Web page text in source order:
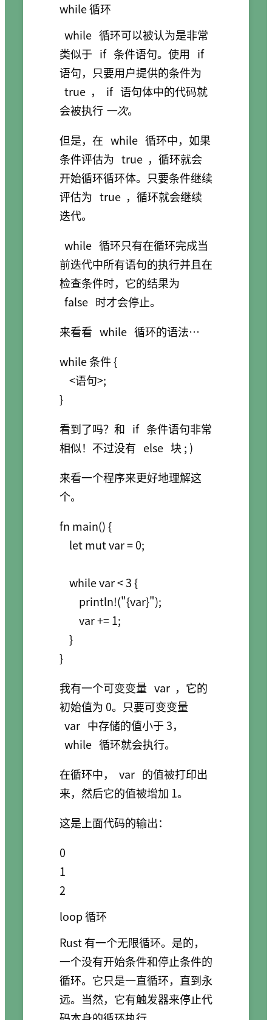
while 循环
while 循环可以被认为是非常
类似于 if 条件语句。使用 if
语句，只要用户提供的条件为
true ， if 语句体中的代码就
会被执行 一次。
但是，在 while 循环中，如果
条件评估为 true ，循环就会
开始循环循环体。只要条件继续
评估为 true ，循环就会继续
迭代。
while 循环只有在循环完成当
前迭代中所有语句的执行并且在
检查条件时，它的结果为
false 时才会停止。
来看看 while 循环的语法…
while 条件 {
看到了吗？和 if 条件语句非常
相似！不过没有 else 块 ; )
来看一个程序来更好地理解这
个。
fn main() {
我有一个可变变量 var ，它的
初始值为 0。只要可变变量
var 中存储的值小于 3，
while 循环就会执行。
在循环中，
var 的值被打印出
来，然后它的值被增加 1。
这是上面代码的输出：
0
1
loop 循环
Rust 有一个无限循环。是的，
一个没有开始条件和停止条件的
循环。它只是一直循环，直到永
远。当然，它有触发器来停止代